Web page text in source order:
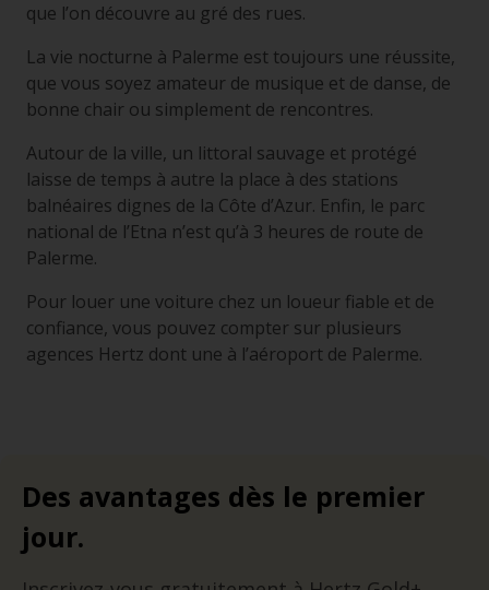
que l’on découvre au gré des rues.
La vie nocturne à Palerme est toujours une réussite,
que vous soyez amateur de musique et de danse, de
bonne chair ou simplement de rencontres.
Autour de la ville, un littoral sauvage et protégé
laisse de temps à autre la place à des stations
balnéaires dignes de la Côte d’Azur. Enfin, le parc
national de l’Etna n’est qu’à 3 heures de route de
Palerme.
Pour louer une voiture chez un loueur fiable et de
confiance, vous pouvez compter sur plusieurs
agences Hertz dont une à l’aéroport de Palerme.
Des avantages dès le premier
jour.